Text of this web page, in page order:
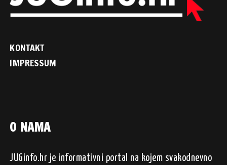
KONTAKT
IMPRESSUM
O NAMA
JUGinfo.hr je informativni portal na kojem svakodnevno